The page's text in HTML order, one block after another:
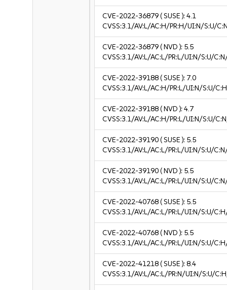
CVE-2022-36879( SUSE ):4.1
CVSS:3.1/AV:L/AC:H/PR:H/UI:N/S:U/
CVE-2022-36879( NVD ): 5.5
CVSS:3.1/AV:L/AC:L/PR:L/UI:N/S:U/
CVE-2022-39188( SUSE ): 7.0
CVSS:3.1/AV:L/AC:H/PR:L/UI:N/S:U/
CVE-2022-39188( NVD ):4.7
CVSS:3.1/AV:L/AC:H/PR:L/UI:N/S:U/
CVE-2022-39190( SUSE ): 5.5
CVSS:3.1/AV:L/AC:L/PR:L/UI:N/S:U/
CVE-2022-39190( NVD ): 5.5
CVSS:3.1/AV:L/AC:L/PR:L/UI:N/S:U/
CVE-2022-40768( SUSE ): 5.5
CVSS:3.1/AV:L/AC:L/PR:L/UI:N/S:U/
CVE-2022-40768( NVD ): 5.5
CVSS:3.1/AV:L/AC:L/PR:L/UI:N/S:U/
CVE-2022-41218( SUSE ):8.4
CVSS:3.1/AV:L/AC:L/PR:N/UI:N/S:U/